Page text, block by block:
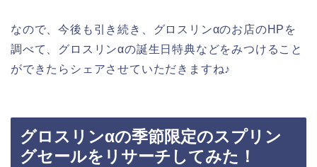
なので、今後も引き続き、グロスリンαのお店のHPを
調べて、グロスリンαの誕生日特典などをみつけること
ができたらシェアさせていただきますね♪
グロスリンαの季節限定のスプリン
グセールをリサーチしてみた！